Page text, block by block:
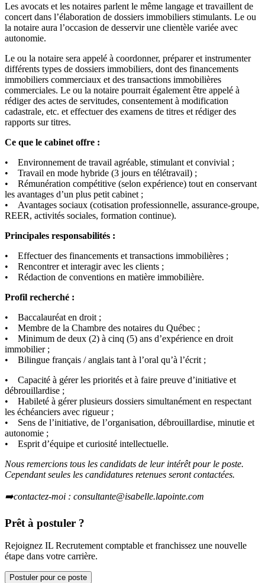
Les avocats et les notaires parlent le même langage et travaillent de
concert dans l’élaboration de dossiers immobiliers stimulants. Le ou
la notaire aura l’occasion de desservir une clientèle variée avec
autonomie.
Le ou la notaire sera appelé à coordonner, préparer et instrumenter
différents types de dossiers immobiliers, dont des financements
immobiliers commerciaux et des transactions immobilières
commerciales. Le ou la notaire pourrait également être appelé à
rédiger des actes de servitudes, consentement à modification
cadastrale, etc. et effectuer des examens de titres et rédiger des
rapports sur titres.
Ce que le cabinet offre :
• Environnement de travail agréable, stimulant et convivial ;
• Travail en mode hybride (3 jours en télétravail) ;
• Rémunération compétitive (selon expérience) tout en conservant
les avantages d’un plus petit cabinet ;
• Avantages sociaux (cotisation professionnelle, assurance-groupe,
REER, activités sociales, formation continue).
Principales responsabilités :
• Effectuer des financements et transactions immobilières ;
• Rencontrer et interagir avec les clients ;
• Rédaction de conventions en matière immobilière.
Profil recherché :
• Baccalauréat en droit ;
• Membre de la Chambre des notaires du Québec ;
• Minimum de deux (2) à cinq (5) ans d’expérience en droit
immobilier ;
• Bilingue français / anglais tant à l’oral qu’à l’écrit ;
• Capacité à gérer les priorités et à faire preuve d’initiative et
débrouillardise ;
• Habileté à gérer plusieurs dossiers simultanément en respectant
les échéanciers avec rigueur ;
• Sens de l’initiative, de l’organisation, débrouillardise, minutie et
autonomie ;
• Esprit d’équipe et curiosité intellectuelle.
Nous remercions tous les candidats de leur intérêt pour le poste.
Cependant seules les candidatures retenues seront contactées.
➡️contactez-moi : consultante@isabelle.lapointe.com
Prêt à postuler ?
Rejoignez IL Recrutement comptable et franchissez une nouvelle
étape dans votre carrière.
Postuler pour ce poste